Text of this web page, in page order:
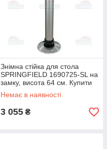
Знімна стійка для стола
SPRINGFIELD 1690725-SL на
замку, висота 64 см. Купити
стійку стола для човна
Немає в наявності
3 055 ₴